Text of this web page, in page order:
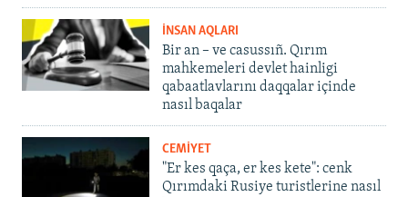
İNSAN AQLARI
Bir an – ve casussıñ. Qırım
mahkemeleri devlet hainligi
qabaatlavlarını daqqalar içinde
nasıl baqalar
CEMİYET
"Er kes qaça, er kes kete": cenk
Qırımdaki Rusiye turistlerine nasıl